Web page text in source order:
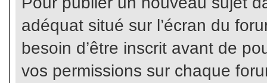
adéquat situé sur l’écran du
besoin d’être inscrit avant de
vos permissions sur chaque